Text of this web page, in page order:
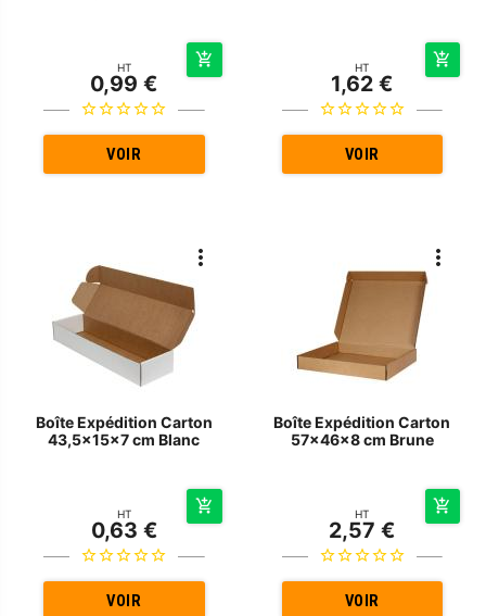
HT
0,99 €
VOIR
HT
1,62 €
VOIR
Boîte Expédition Carton
43,5x15x7 cm Blanc
HT
0,63 €
VOIR
Boîte Expédition Carton
57x46x8 cm Brune
HT
2,57 €
VOIR